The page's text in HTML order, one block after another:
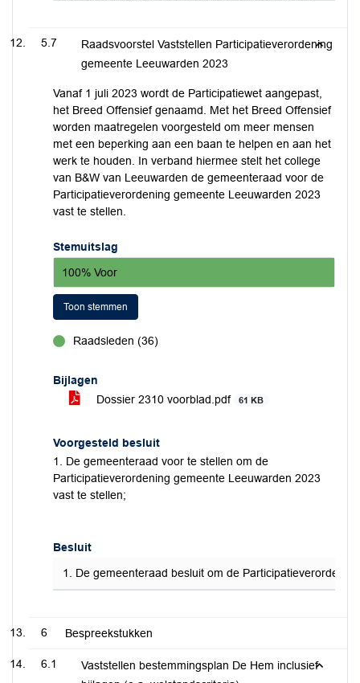
5.7
Raadsvoorstel Vaststellen Participatieverordening
gemeente Leeuwarden 2023
Vanaf 1 juli 2023 wordt de Participatiewet aangepast,
het Breed Offensief genaamd. Met het Breed Offensief
worden maatregelen voorgesteld om meer mensen
met een beperking aan een baan te helpen en aan het
werk te houden. In verband hiermee stelt het college
van B&W van Leeuwarden de gemeenteraad voor de
Participatieverordening gemeente Leeuwarden 2023
vast te stellen.
Stemuitslag
100% Voor
Toon stemmen
Raadsleden (36)
Bijlagen
Dossier 2310 voorblad.pdf
61 KB
Voorgesteld besluit
1. De gemeenteraad voor te stellen om de
Participatieverordening gemeente Leeuwarden 2023
vast te stellen;
Besluit
1. De gemeenteraad besluit om de
6 Bespreekstukken
6.1
Vaststellen bestemmingsplan De Hem inclusief